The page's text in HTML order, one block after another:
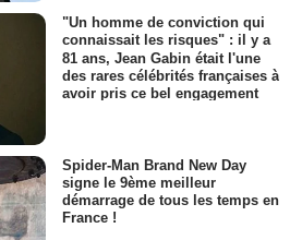
"Un homme de conviction qui
connaissait les risques" : il y a
81 ans, Jean Gabin était l'une
des rares célébrités françaises à
avoir pris ce bel engagement
Spider-Man Brand New Day
signe le 9ème meilleur
démarrage de tous les temps en
France !